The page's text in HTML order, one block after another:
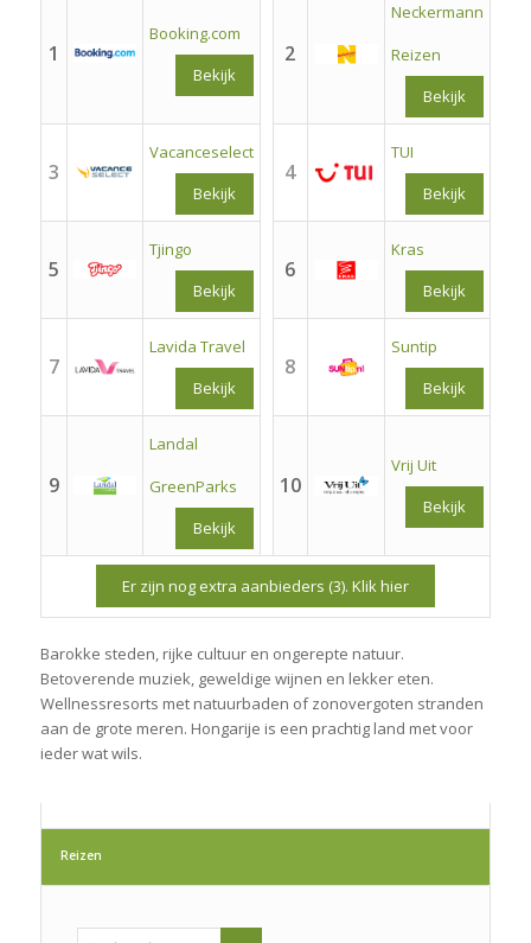
1
Booking.com
Bekijk
2
Neckermann
Reizen
Bekijk
3
Vacanceselect
Bekijk
4
TUI
Bekijk
5
Tjingo
Bekijk
6
Kras
Bekijk
7
Lavida Travel
Bekijk
8
Suntip
Bekijk
9
Landal
GreenParks
Bekijk
10
Vrij Uit
Bekijk
Er zijn nog extra aanbieders (3). Klik hier
Barokke steden, rijke cultuur en ongerepte natuur.
Betoverende muziek, geweldige wijnen en lekker eten.
Wellnessresorts met natuurbaden of zonovergoten stranden
aan de grote meren. Hongarije is een prachtig land met voor
ieder wat wils.
Reizen